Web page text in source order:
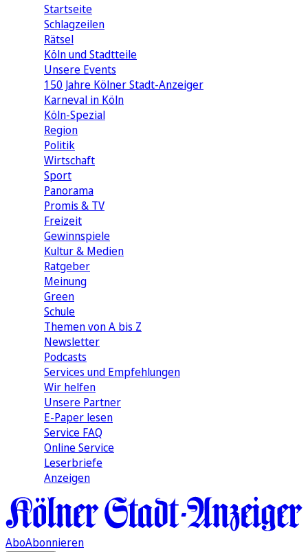
Startseite
Schlagzeilen
Rätsel
Köln und Stadtteile
Unsere Events
150 Jahre Kölner Stadt-Anzeiger
Karneval in Köln
Köln-Spezial
Region
Politik
Wirtschaft
Sport
Panorama
Promis & TV
Freizeit
Gewinnspiele
Kultur & Medien
Ratgeber
Meinung
Green
Schule
Themen von A bis Z
Newsletter
Podcasts
Services und Empfehlungen
Wir helfen
Unsere Partner
E-Paper lesen
Service FAQ
Online Service
Leserbriefe
Anzeigen
AboAbonnieren